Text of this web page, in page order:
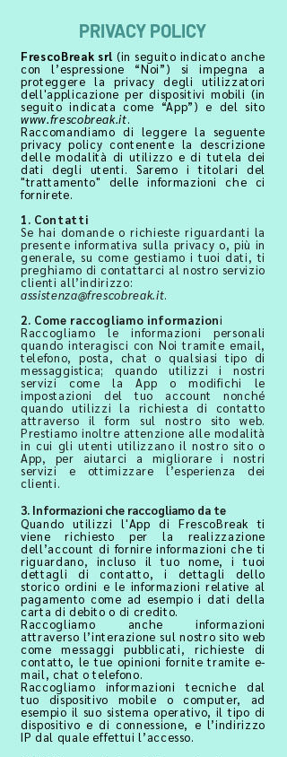
PRIVACY POLICY
FrescoBreak srl (in seguito indicato anche
con l’espressione “Noi”) si impegna a
proteggere la privacy degli utilizzatori
dell'applicazione per dispositivi mobili (in
seguito indicata come “App”) e del sito
www.frescobreak.it.
Raccomandiamo di leggere la seguente
privacy policy contenente la descrizione
delle modalità di utilizzo e di tutela dei
dati degli utenti. Saremo i titolari del
"trattamento" delle informazioni che ci
fornirete.
1. Contatti
Se hai domande o richieste riguardanti la
presente informativa sulla privacy o, più in
generale, su come gestiamo i tuoi dati, ti
preghiamo di contattarci al nostro servizio
clienti all’indirizzo:
assistenza@frescobreak.it.
2. Come raccogliamo informazioni
Raccogliamo le informazioni personali
quando interagisci con Noi tramite email,
telefono, posta, chat o qualsiasi tipo di
messaggistica; quando utilizzi i nostri
servizi come la App o modifichi le
impostazioni del tuo account nonché
quando utilizzi la richiesta di contatto
attraverso il form sul nostro sito web.
Prestiamo inoltre attenzione alle modalità
in cui gli utenti utilizzano il nostro sito o
App, per aiutarci a migliorare i nostri
servizi e ottimizzare l’esperienza dei
clienti.
3. Informazioni che raccogliamo da te
Quando utilizzi l'App di FrescoBreak ti
viene richiesto per la realizzazione
dell’account di fornire informazioni che ti
riguardano, incluso il tuo nome, i tuoi
dettagli di contatto, i dettagli dello
storico ordini e le informazioni relative al
pagamento come ad esempio i dati della
carta di debito o di credito.
Raccogliamo anche informazioni
attraverso l’interazione sul nostro sito web
come messaggi pubblicati, richieste di
contatto, le tue opinioni fornite tramite e-
mail, chat o telefono.
Raccogliamo informazioni tecniche dal
tuo dispositivo mobile o computer, ad
esempio il suo sistema operativo, il tipo di
dispositivo e di connessione, e l’indirizzo
IP dal quale effettui l’accesso.